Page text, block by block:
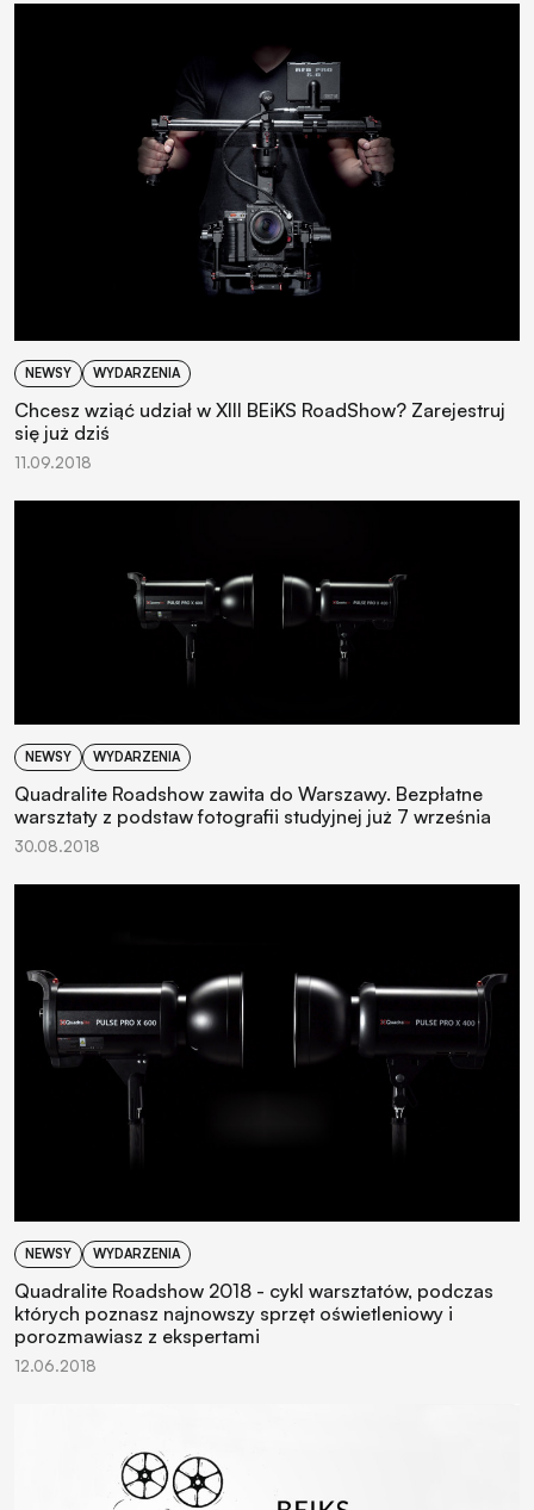
NEWSY WYDARZENIA
Chcesz wziąć udział w XIII BEiKS RoadShow? Zarejestruj
się już dziś
11.09.2018
NEWSY WYDARZENIA
Quadralite Roadshow zawita do Warszawy. Bezpłatne
warsztaty z podstaw fotografii studyjnej już 7 września
30.08.2018
NEWSY WYDARZENIA
Quadralite Roadshow 2018 - cykl warsztatów, podczas
których poznasz najnowszy sprzęt oświetleniowy i
porozmawiasz z ekspertami
12.06.2018